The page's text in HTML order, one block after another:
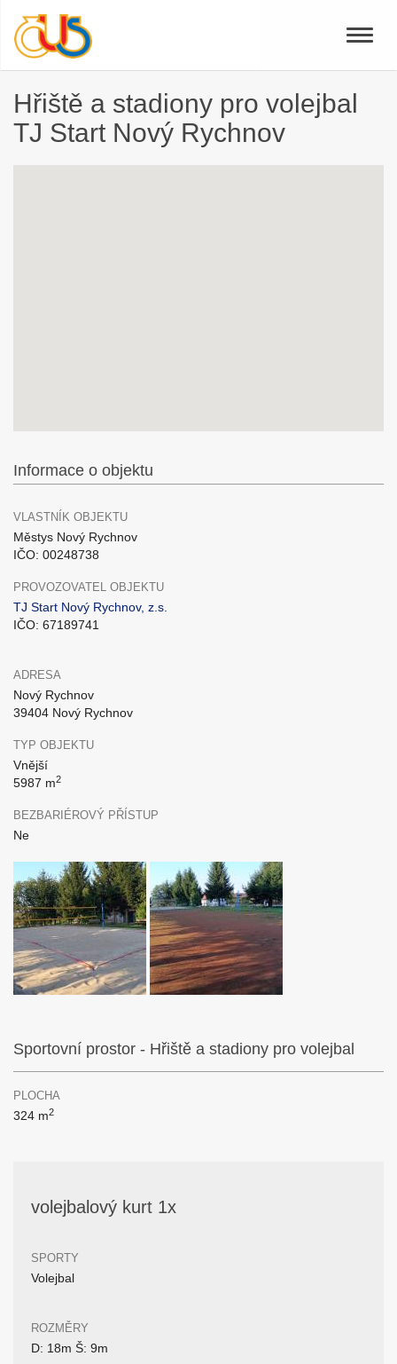
Toggle
Hřiště a stadiony pro volejbal
TJ Start Nový Rychnov
Informace o objektu
VLASTNÍK OBJEKTU
Městys Nový Rychnov
IČO: 00248738
PROVOZOVATEL OBJEKTU
TJ Start Nový Rychnov, z.s.
IČO: 67189741
ADRESA
Nový Rychnov
39404 Nový Rychnov
TYP OBJEKTU
Vnější
5987 m2
BEZBARIÉROVÝ PŘÍSTUP
Ne
Sportovní prostor - Hřiště a stadiony pro volejbal
PLOCHA
324 m2
volejbalový kurt 1x
SPORTY
Volejbal
ROZMĚRY
D: 18m Š: 9m